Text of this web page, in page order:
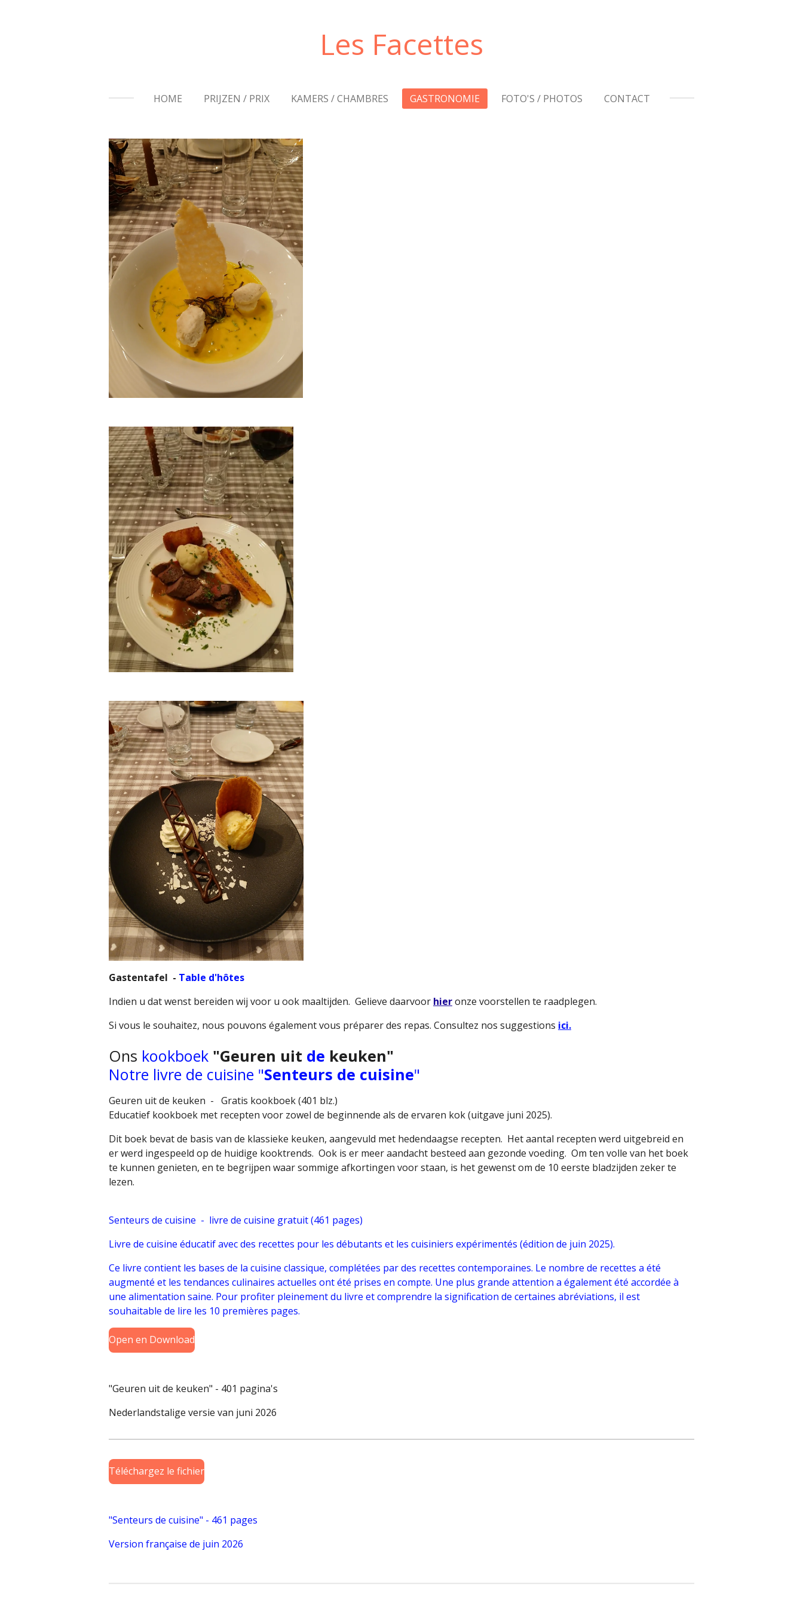
Les Facettes
HOME PRIJZEN / PRIX KAMERS / CHAMBRES GASTRONOMIE FOTO'S / PHOTOS CONTACT
Gastentafel - Table d'hôtes
Indien u dat wenst bereiden wij voor u ook maaltijden. Gelieve daarvoor hieronze voorstellen te raadplegen.
Si vous le souhaitez, nous pouvons également vous préparer des repas. Consultez nos suggestions ici.
Ons kookboek "Geuren uit de keuken"
Notre livre de cuisine "Senteurs de cuisine"
Geuren uit de keuken - Gratis kookboek (401 blz.)
Educatief kookboek met recepten voor zowel de beginnende als de ervaren kok (uitgave juni 2025).
Dit boek bevat de basis van de klassieke keuken, aangevuld met hedendaagse recepten. Het aantal recepten werd uitgebreid en
er werd ingespeeld op de huidige kooktrends. Ook is er meer aandacht besteed aan gezonde voeding. Om ten volle van het boek
te kunnen genieten, en te begrijpen waar sommige afkortingen voor staan, is het gewenst om de 10 eerste bladzijden zeker te
lezen.
Senteurs de cuisine - livre de cuisine gratuit (461 pages)
Livre de cuisine éducatif avec des recettes pour les débutants et les cuisiniers expérimentés (édition de juin 2025).
Ce livre contient les bases de la cuisine classique, complétées par des recettes contemporaines. Le nombre de recettes a été
augmenté et les tendances culinaires actuelles ont été prises en compte. Une plus grande attention a également été accordée à
une alimentation saine. Pour profiter pleinement du livre et comprendre la signification de certaines abréviations, il est
souhaitable de lire les 10 premières pages.
Open en Download
"Geuren uit de keuken" - 401 pagina's
Nederlandstalige versie van juni 2026
Téléchargez le fichier
"Senteurs de cuisine" - 461 pages
Version française de juin 2026